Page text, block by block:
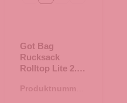
Got Bag
Rucksack
Rolltop Lite 2.0
Produktnummer: